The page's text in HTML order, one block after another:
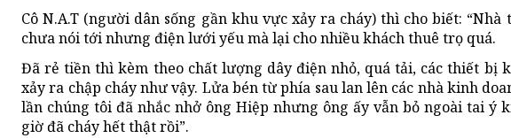
Cô N.A.T (người dân sống gần khu vực xảy ra cháy) thì cho biết:
chưa nói tới nhưng điện lưới yếu mà lại cho nhiều khách thuê trọ quá.
Đã rẻ tiền thì kèm theo chất lượng dây điện nhỏ, quá tải, các thiết bị
xảy ra chập cháy như vậy. Lửa bén từ phía sau lan lên các nhà kinh
lần chúng tôi đã nhắc nhở ông Hiệp nhưng ông ấy vẫn bỏ ngoài tai ý
giờ đã cháy hết thật rồi”.